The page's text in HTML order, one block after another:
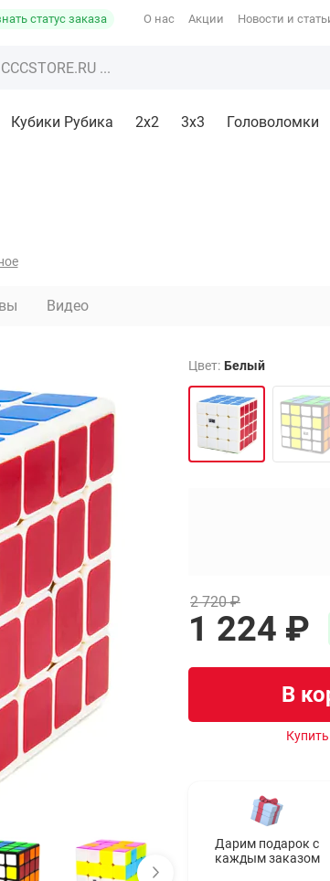
статус заказа О нас Акции Новости и
Кубики Рубика 2x2 3х3 Головоломки
Видео
Цвет: Белый
1 224 ₽
2 720 ₽
В
Дарим подарок с
каждым заказом